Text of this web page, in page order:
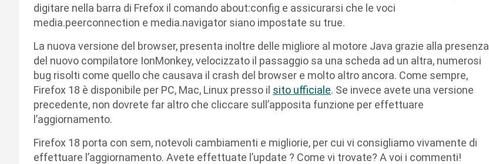
digitare nella barra di Frefox il comando about:config e assicurarsi che le voci
media.peerconnection e media.navigator siano impostate su true.
La nuova versione del browser, presenta inoltre delle migliore al motore Java grazie alla presenza
del nuovo compilatore IonMonkey, velocizzato il passaggio sa una scheda ad un altra, numerosi
bug risolti come quello che causava il crash del browser e molto altro ancora. Come sempre,
Firefox 18 è disponibile per PC, Mac, Linux presso il sito ufficiale. Se invece avete una versione
precedente, non dovrete far altro che cliccare sull’apposita funzione per effettuare
l’aggiornamento.
Firefox 18 porta con sem, notevoli cambiamenti e migliorie, per cui vi consigliamo vivamente di
effettuare l’aggiornamento. Avete effettuate l’update ? Come vi trovate? A voi i commenti!